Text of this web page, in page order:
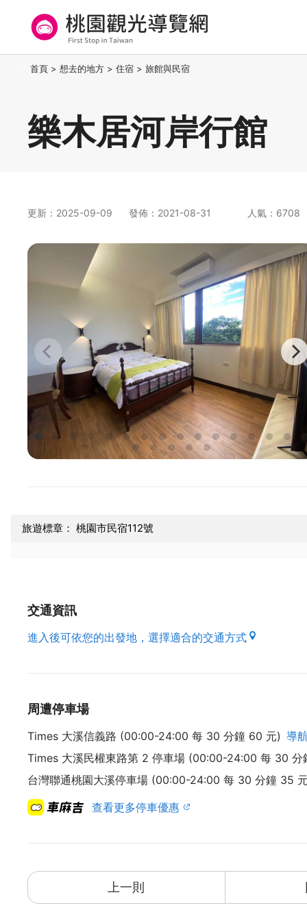
要
桃園觀光導覽網
首頁 > 想去的地方 > 住宿 > 旅館與民宿
樂木居河岸行館
更新：2025-09-09 發佈：2021-08-31 人氣：6708
旅遊標章： 桃園市民宿112號
交通資訊
進入後可依您的出發地，選擇適合的交通方式
周遭停車場
Times 大溪信義路 (00:00-24:00 每 30 分鐘 60 元) 導
Times 大溪民權東路第 2 停車場 (00:00-24:00 每 30 分
台灣聯通桃園大溪停車場 (00:00-24:00 每 30 分鐘 35
查看更多停車優惠
上一則